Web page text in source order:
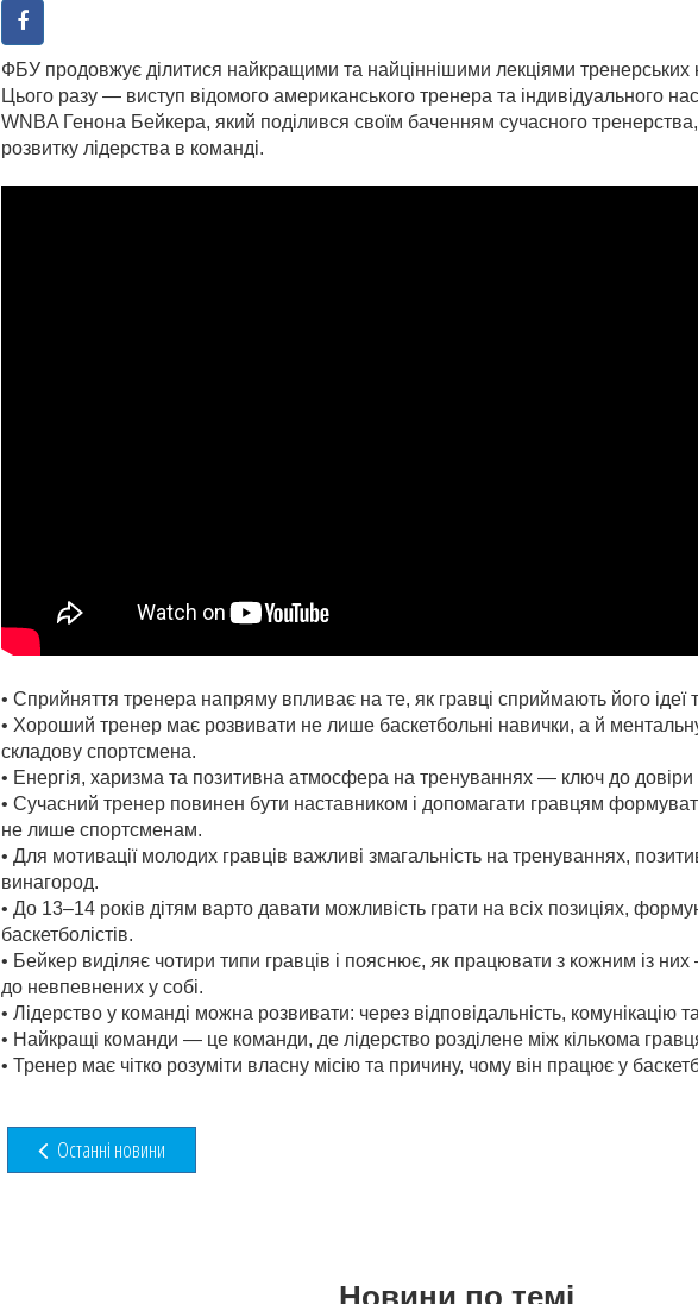
ФБУ продовжує ділитися найкращими та найціннішими лекціями тренерських
Цього разу — виступ відомого американського тренера та індивідуального
WNBA Генона Бейкера, який поділився своїм баченням сучасного тренерства,
розвитку лідерства в команді.
• Сприйняття тренера напряму впливає на те, як гравці сприймають його ідеї
• Хороший тренер має розвивати не лише баскетбольні навички, а й
складову спортсмена.
• Енергія, харизма та позитивна атмосфера на тренуваннях — ключ до довіри
• Сучасний тренер повинен бути наставником і допомагати гравцям
не лише спортсменам.
• Для мотивації молодих гравців важливі змагальність на тренуваннях,
винагород.
• До 13–14 років дітям варто давати можливість грати на всіх позиціях,
баскетболістів.
• Бейкер виділяє чотири типи гравців і пояснює, як працювати з кожним із
до невпевнених у собі.
• Лідерство у команді можна розвивати: через відповідальність, комунікацію
• Найкращі команди — це команди, де лідерство розділене між кількома
• Тренер має чітко розуміти власну місію та причину, чому він працює у
Останні новини
Новини по темі